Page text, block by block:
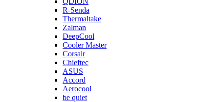
R-Senda
Thermaltake
Zalman
DeepCool
Cooler Master
Corsair
Chieftec
ASUS
Accord
Aerocool
be quiet